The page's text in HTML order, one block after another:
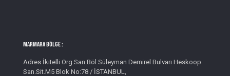
MARMARA BÖLGE :
Adres İkitelli Org.San.Böl Süleyman Demirel Bulvarı Heskoop
San.Sit.M5 Blok No:78 / İSTANBUL,